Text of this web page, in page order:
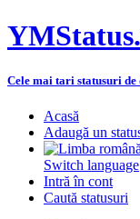
Cele mai tari statusuri
Acasă
Adaugă un
Switch language
Intră în cont
Caută statusuri